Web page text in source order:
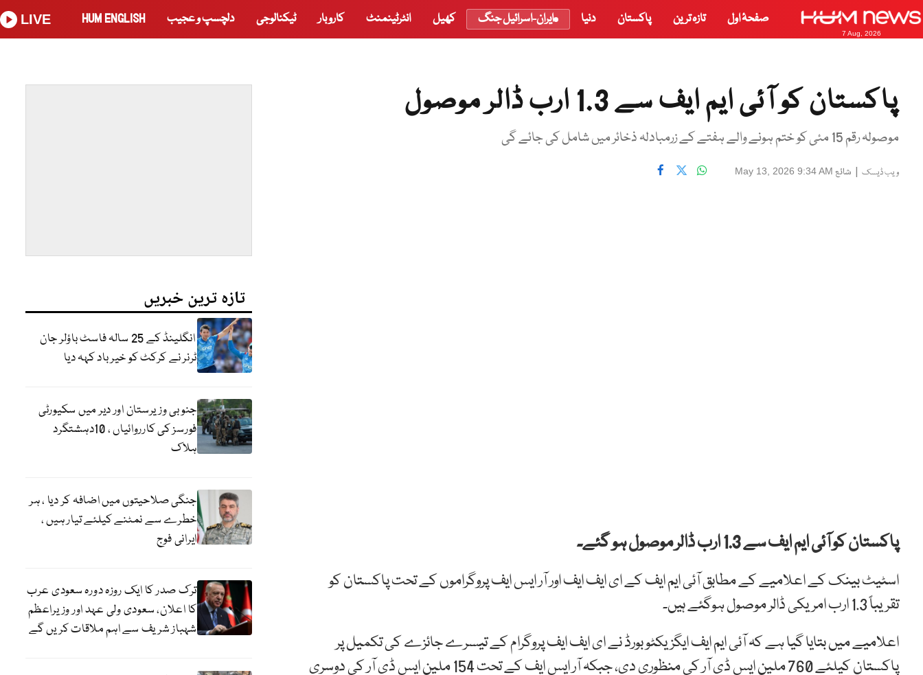
7 Aug, 2026
صفحۂ اول تازہ ترین پاکستان دنیا ایران-اسرائیل جنگ کھیل انٹرٹینمنٹ کاروبار ٹیکنالوجی دلچسپ و عجیب HUM ENGLISH
LIVE
پاکستان کو آئی ایم ایف سے 1.3 ارب ڈالر موصول
موصولہ رقم 15 مئی کو ختم ہونے والے ہفتے کے زرمبادلہ ذخائر میں شامل کی جائے گی
ویب ڈیسک | شائع May 13, 2026 9:34 AM
پاکستان کو آئی ایم ایف سے 1.3 ارب ڈالر موصول ہو گئے۔
اسٹیٹ بینک کے اعلامیے کے مطابق آئی ایم ایف کے ای ایف ایف اور آر ایس ایف پروگراموں کے تحت پاکستان کو
تقریباً 1.3 ارب امریکی ڈالر موصول ہوگئے ہیں۔
اعلامیے میں بتایا گیا ہے کہ آئی ایم ایف ایگزیکٹو بورڈ نے ای ایف ایف پروگرام کے تیسرے جائزے کی تکمیل پر
پاکستان کیلئے 760 ملین ایس ڈی آر کی منظوری دی، جبکہ آر ایس ایف کے تحت 154 ملین ایس ڈی آر کی دوسری
تازہ ترین خبریں
انگلینڈ کے 25 سالہ فاسٹ باؤلر جان
ٹرنر نے کرکٹ کو خیر باد کہہ دیا
جنوبی وزیرستان اور دیر میں سکیورٹی
فورسز کی کارروائیاں ، 10دہشتگرد
ہلاک
جنگی صلاحیتوں میں اضافہ کر دیا ، ہر
خطرے سے نمٹنے کیلئے تیار ہیں ،
ایرانی فوج
ترک صدر کا ایک روزہ دورہ سعودی عرب
کا اعلان، سعودی ولی عہد اور وزیراعظم
شہباز شریف سے اہم ملاقات کریں گے